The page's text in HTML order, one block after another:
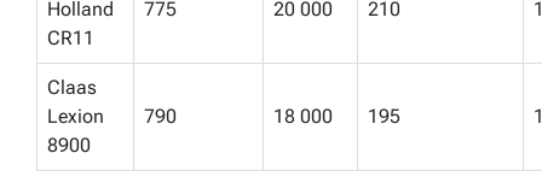
Holland
CR11
775 20 000 210
Claas
Lexion
8900
790 18 000 195